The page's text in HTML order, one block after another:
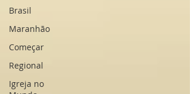
Brasil
Maranhão
Começar
Regional
Igreja no